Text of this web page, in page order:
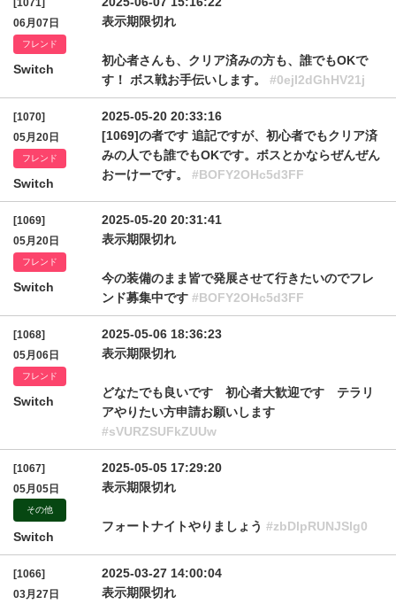
[1071]
06月07日
フレンド
Switch
表示期限切れ
初心者さんも、クリア済みの方も、誰でもOKで
す！ ボス戦お手伝いします。 #0ejl2dGhHV21j
[1070]
05月20日
フレンド
Switch
2025-05-20 20:33:16
[1069]の者です 追記ですが、初心者でもクリア済
みの人でも誰でもOKです。ボスとかならぜんぜん
おーけーです。 #BOFY2OHc5d3FF
[1069]
05月20日
フレンド
Switch
2025-05-20 20:31:41
表示期限切れ
今の装備のまま皆で発展させて行きたいのでフレ
ンド募集中です #BOFY2OHc5d3FF
[1068]
05月06日
フレンド
Switch
2025-05-06 18:36:23
表示期限切れ
どなたでも良いです 初心者大歓迎です テラリ
アやりたい方申請お願いします
#sVURZSUFkZUUw
[1067]
05月05日
その他
Switch
2025-05-05 17:29:20
表示期限切れ
フォートナイトやりましょう #zbDlpRUNJSlg0
[1066]
03月27日
2025-03-27 14:00:04
表示期限切れ